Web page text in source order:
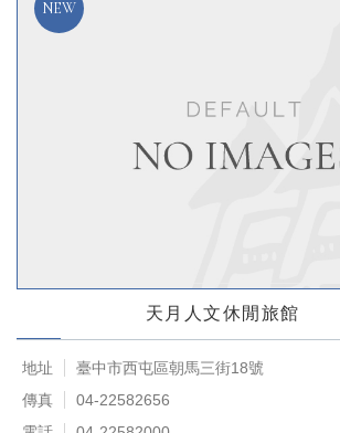
天月人文休閒旅館
地址
臺中市西屯區朝馬三街18號
傳真
04-22582656